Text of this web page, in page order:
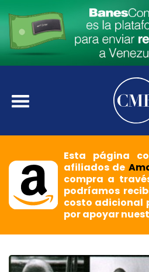
Esta página
afiliados de
compra a
podríamos
costo adicional
por apoyar